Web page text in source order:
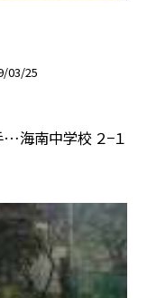
03/25
海南中学校 ２−１